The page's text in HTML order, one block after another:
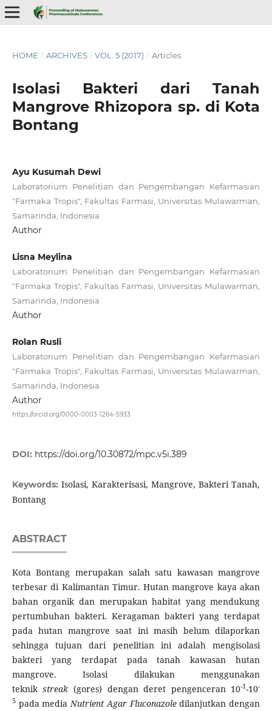
HOME / ARCHIVES / VOL. 5 (2017) / Articles
Isolasi Bakteri dari Tanah
Mangrove Rhizopora sp. di Kota
Bontang
Ayu Kusumah Dewi
Laboratorium Penelitian dan Pengembangan Kefarmasian
"Farmaka Tropis", Fakultas Farmasi, Universitas Mulawarman,
Samarinda, Indonesia
Author
Lisna Meylina
Laboratorium Penelitian dan Pengembangan Kefarmasian
"Farmaka Tropis", Fakultas Farmasi, Universitas Mulawarman,
Samarinda, Indonesia
Author
Rolan Rusli
Laboratorium Penelitian dan Pengembangan Kefarmasian
"Farmaka Tropis", Fakultas Farmasi, Universitas Mulawarman,
Samarinda, Indonesia
Author
https://orcid.org/0000-0003-1264-5933
DOI: https://doi.org/10.30872/mpc.v5i.389
Keywords: Isolasi, Karakterisasi, Mangrove, Bakteri Tanah,
Bontang
ABSTRACT
Kota Bontang merupakan salah satu kawasan mangrove
terbesar di Kalimantan Timur. Hutan mangrove kaya akan
bahan organik dan merupakan habitat yang mendukung
pertumbuhan bakteri. Keragaman bakteri yang terdapat
pada hutan mangrove saat ini masih belum dilaporkan
sehingga tujuan dari penelitian ini adalah mengisolasi
bakteri yang terdapat pada tanah kawasan hutan
mangrove. Isolasi dilakukan menggunakan
teknikstreak(gores) dengan deret pengenceran 10-1-10-
5pada media Nutrient Agar Fluconazoledilanjutkan dengan